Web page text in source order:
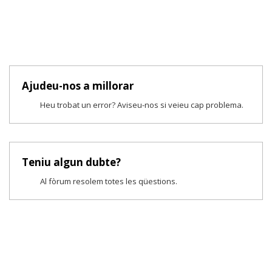
Ajudeu-nos a millorar
Heu trobat un error? Aviseu-nos si veieu cap problema.
Teniu algun dubte?
Al fòrum resolem totes les qüestions.